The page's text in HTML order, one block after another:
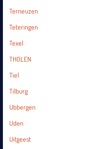
Terneuzen
Teteringen
Texel
THOLEN
Tiel
Tilburg
Ubbergen
Uden
Uitgeest